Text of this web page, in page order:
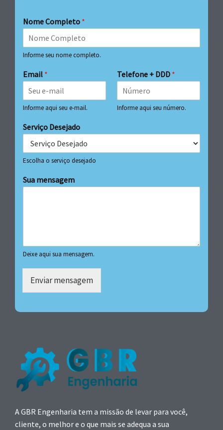
Nome Completo *
Informe seu nome completo.
Email *
Informe aqui seu e-mail.
Telefone + DDD *
Informe aqui seu número.
Serviço Desejado
Escolha o serviço desejado
Sua mensagem
Deixe aqui sua mensagem.
Enviar mensagem
A GBR Engenharia tem a missão de levar para você,
cliente, o melhor e o que mais se adequa a sua